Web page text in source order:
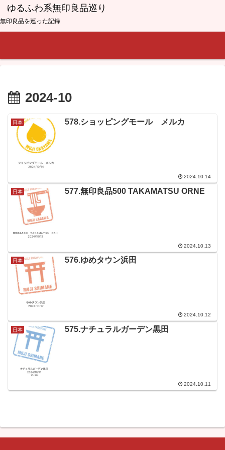
ゆるふわ系無印良品巡り
無印良品を巡った記録
2024-10
日本 578.ショッピングモール メルカ
2024.10.14
日本 577.無印良品500 TAKAMATSU ORNE
2024.10.13
日本 576.ゆめタウン浜田
2024.10.12
日本 575.ナチュラルガーデン黒田
2024.10.11